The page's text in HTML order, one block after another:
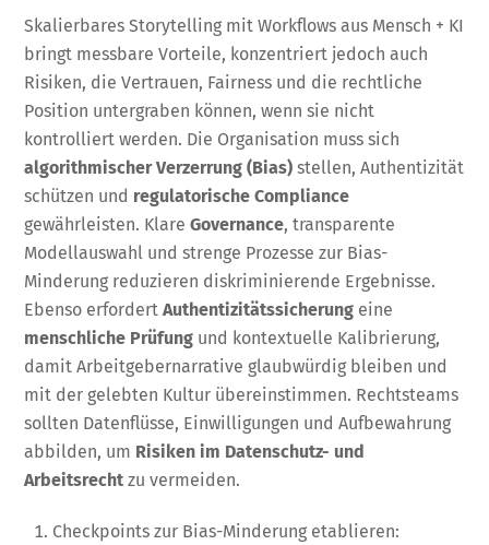
Skalierbares Storytelling mit Workflows aus Mensch + KI
bringt messbare Vorteile, konzentriert jedoch auch
Risiken, die Vertrauen, Fairness und die rechtliche
Position untergraben können, wenn sie nicht
kontrolliert werden. Die Organisation muss sich
algorithmischer Verzerrung (Bias) stellen, Authentizität
schützen und regulatorische Compliance
gewährleisten. KlareGovernance, transparente
Modellauswahl und strenge Prozesse zur Bias-
Minderung reduzieren diskriminierende Ergebnisse.
Ebenso erfordertAuthentizitätssicherung eine
menschliche Prüfung und kontextuelle Kalibrierung,
damit Arbeitgebernarrative glaubwürdig bleiben und
mit der gelebten Kultur übereinstimmen. Rechtsteams
sollten Datenflüsse, Einwilligungen und Aufbewahrung
abbilden, um Risiken im Datenschutz- und
Arbeitsrecht zu vermeiden.
Checkpoints zur Bias-Minderung etablieren: